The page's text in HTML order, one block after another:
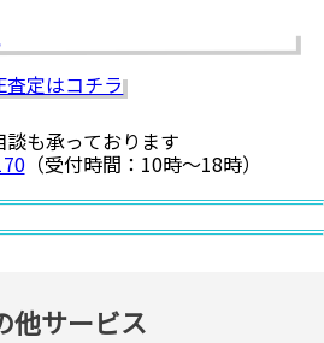
も承っております
（受付時間：10時〜18時）
他サービス